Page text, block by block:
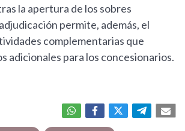
la apertura de los sobres
permite, además, el
complementarias que
adicionales para los concesionarios.